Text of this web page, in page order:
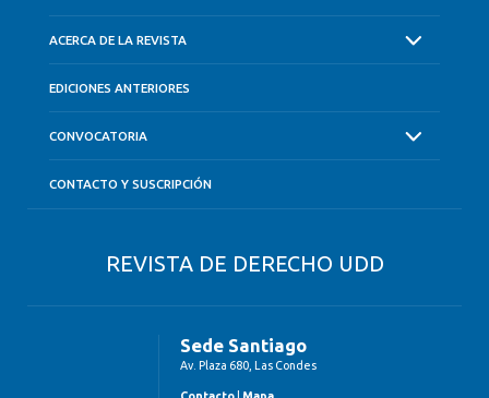
ACERCA DE LA REVISTA
EDICIONES ANTERIORES
CONVOCATORIA
CONTACTO Y SUSCRIPCIÓN
REVISTA DE DERECHO UDD
Sede Santiago
Av. Plaza 680, Las Condes